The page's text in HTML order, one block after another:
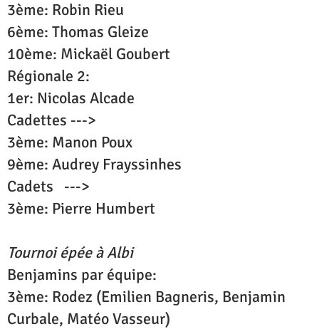
3ème: Robin Rieu
6ème: Thomas Gleize
10ème: Mickaël Goubert
Régionale 2:
1er: Nicolas Alcade
Cadettes --->
3ème: Manon Poux
9ème: Audrey Frayssinhes
Cadets --->
3ème: Pierre Humbert
Tournoi épée à Albi
Benjamins par équipe:
3ème: Rodez (Emilien Bagneris, Benjamin
Curbale, Matéo Vasseur)